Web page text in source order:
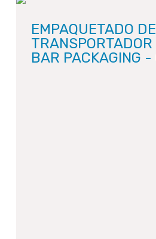
EMPAQUETADO
BAR PACKAGING -